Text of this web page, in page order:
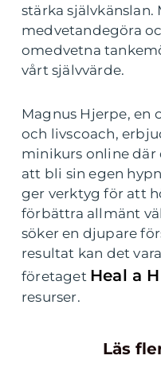
stärka
medvetandegöra
omedvetna
vårt självvärde.
Magnus Hjerpe, en
och livscoach,
minikurs online där
att bli sin egen
ger verktyg för att
förbättra allmänt
söker en djupare
resultat kan det
företaget Heal a
resurser.
Läs